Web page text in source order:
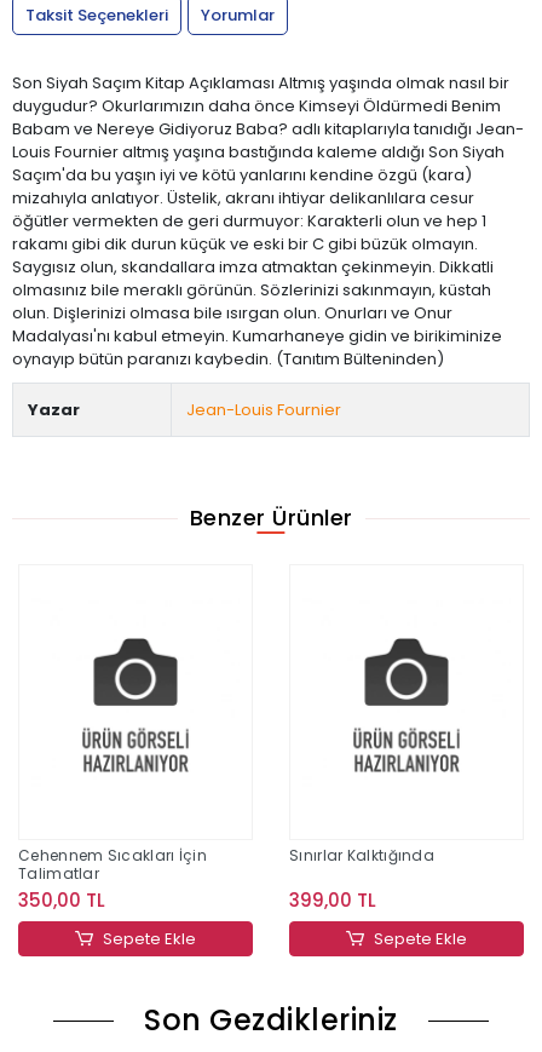
Taksit Seçenekleri
Yorumlar
Son Siyah Saçım Kitap Açıklaması Altmış yaşında olmak nasıl bir
duygudur? Okurlarımızın daha önce Kimseyi Öldürmedi Benim
Babam ve Nereye Gidiyoruz Baba? adlı kitaplarıyla tanıdığı Jean-
Louis Fournier altmış yaşına bastığında kaleme aldığı Son Siyah
Saçım'da bu yaşın iyi ve kötü yanlarını kendine özgü (kara)
mizahıyla anlatıyor. Üstelik, akranı ihtiyar delikanlılara cesur
öğütler vermekten de geri durmuyor: Karakterli olun ve hep 1
rakamı gibi dik durun küçük ve eski bir C gibi büzük olmayın.
Saygısız olun, skandallara imza atmaktan çekinmeyin. Dikkatli
olmasınız bile meraklı görünün. Sözlerinizi sakınmayın, küstah
olun. Dişlerinizi olmasa bile ısırgan olun. Onurları ve Onur
Madalyası'nı kabul etmeyin. Kumarhaneye gidin ve birikiminize
oynayıp bütün paranızı kaybedin. (Tanıtım Bülteninden)
Yazar Jean-Louis Fournier
Benzer Ürünler
Cehennem Sıcakları İçin
Talimatlar
350,00 TL
Sepete Ekle
Sınırlar Kalktığında
399,00 TL
Sepete Ekle
Son Gezdikleriniz